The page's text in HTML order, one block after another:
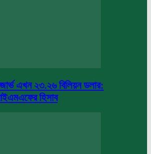
এখন ২৩.২৬ বিলিয়ন ডলার:
হিসাব